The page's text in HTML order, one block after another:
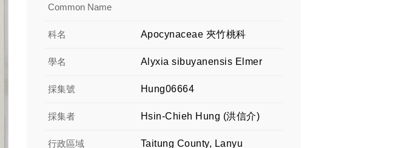
Common Name
科名 Apocynaceae 夾竹桃科
學名 Alyxia sibuyanensis Elmer
採集號 Hung06664
採集者 Hsin-Chieh Hung (洪信介)
行政區域
Taitung County, Lanyu